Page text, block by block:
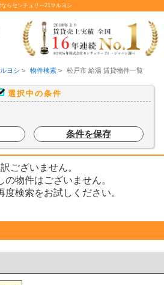
らセンチュリー21マルヨシ
ヨシ > 物件検索> 松戸市 給湯 賃貸物件一覧
選択中の条件
条件を保存
ございません。
の物件はございません。
度検索をお試しください。